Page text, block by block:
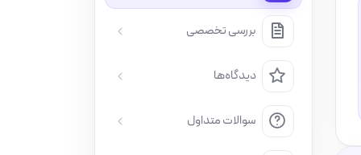
بررسی تخصصی
دیدگاه‌ها
سوالات متداول